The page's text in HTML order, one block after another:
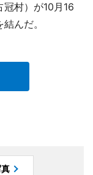
村）が10月16
んだ。